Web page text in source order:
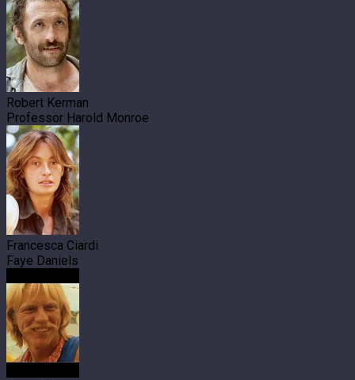
Robert Kerman
Professor Harold Monroe
Francesca Ciardi
Faye Daniels